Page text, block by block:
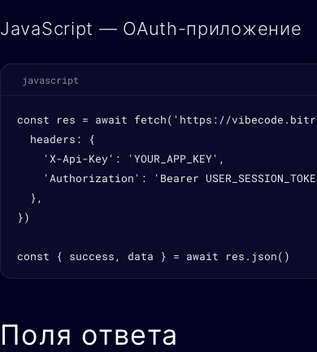
JavaScript — OAuth-приложение
javascript
const res = await fetch('https://
  headers: {
    'X-Api-Key': 'YOUR_APP_KEY',
'Authorization': 'Bearer
  },
})
const { success, data } = await res.json()
Поля ответа